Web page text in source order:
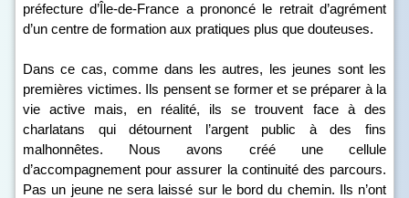
préfecture d’Île-de-France a prononcé le retrait d’agrément
d’un centre de formation aux pratiques plus que douteuses.
Dans ce cas, comme dans les autres, les jeunes sont les
premières victimes. Ils pensent se former et se préparer à la
vie active mais, en réalité, ils se trouvent face à des
charlatans qui détournent l’argent public à des fins
malhonnêtes. Nous avons créé une cellule
d’accompagnement pour assurer la continuité des parcours.
Pas un jeune ne sera laissé sur le bord du chemin. Ils n’ont